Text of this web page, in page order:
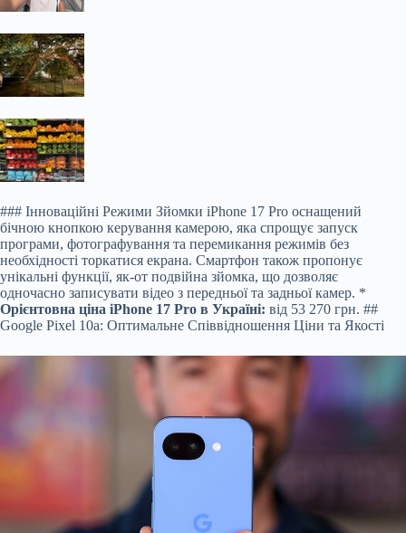
### Інноваційні Режими Зйомки iPhone 17 Pro оснащений
бічною кнопкою керування камерою, яка спрощує запуск
програми, фотографування та перемикання режимів без
необхідності торкатися екрана. Смартфон також пропонує
унікальні функції, як-от подвійна зйомка, що дозволяє
одночасно записувати відео з передньої та задньої камер. *
Орієнтовна ціна iPhone 17 Pro в Україні: від 53 270 грн. ##
Google Pixel 10a: Оптимальне Співвідношення Ціни та Якості